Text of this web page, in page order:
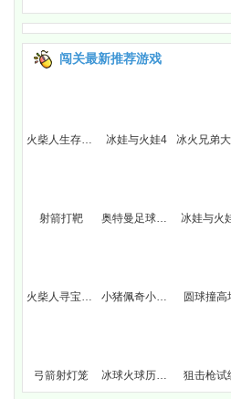
闯关最新推荐游戏
火柴人生存挑战2 冰娃与火娃4
射箭打靶 奥特曼足球大冒险 冰娃与火
火柴人寻宝之路2 小猪佩奇小小冒险2 圆球撞高
弓箭射灯笼 冰球火球历险记3 狙击枪试